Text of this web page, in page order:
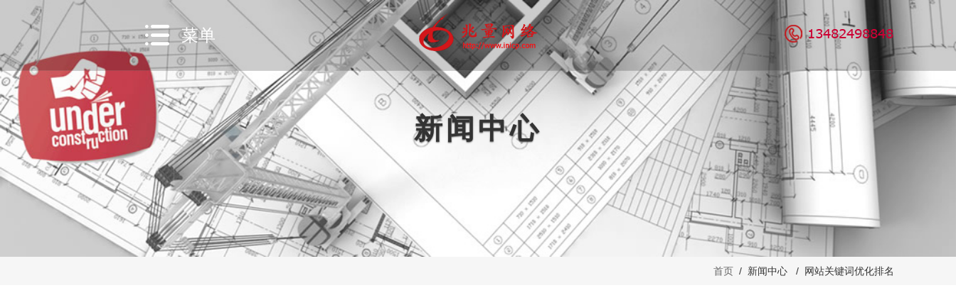
菜单
网站建设
定制网站套餐
模板网站建设
营销网站建设
网站维护专家
网站营销
SEO整站推
全网推
移动互联网
微官网
微信营销
小程序商城
APP开发
品牌推广
软文营销
平面设计
画册印刷
软件开发
定制软件
多媒体开发
代运营服务
网店代运营
微信公众号代运营
案例鉴赏 关于我们
企业文化
团队介绍
我们的优势
招贤纳士
新闻中心
首页 / 新闻中心 / 网站关键词优化排名